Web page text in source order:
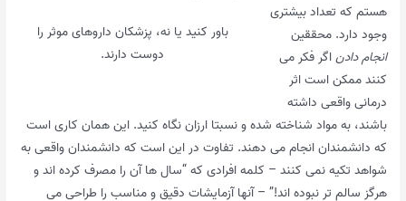
باور کنید یا نه، پزشکان داروهای موثر را
دوست دارند.
هستم که تعداد بیشتری
وجود دارد. محققین
انجام دادناگر فکر می
کنند ممکن است اثر
درمانی واقعی داشته
باشند، به مواد شناخته شده و نسبتا ارزان نگاه کنید. این همان کاری است
که دانشمندان انجام می دهند. تفاوت در این است که دانشمندان واقعی به
شواهد تکیه نمی کنند – کلمه افرادی که “سال ها آن را مصرف کرده اند و
هرگز سالم تر نبوده اند!” – آنها آزمایشات دقیق و مناسب را طراحی می